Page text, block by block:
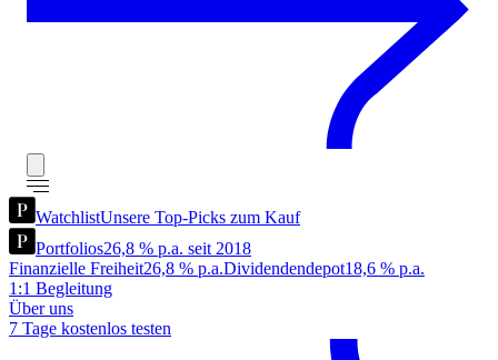
WatchlistUnsere Top-Picks zum Kauf
Portfolios26,8 % p.a. seit 2018
Finanzielle Freiheit26,8 % p.a.Dividendendepot18,6 % p.a.
1:1 Begleitung
Über uns
7 Tage kostenlos testen